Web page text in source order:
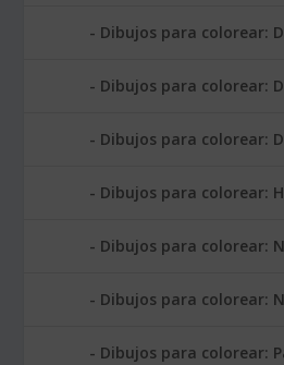
Dibujos para colorear:
Dibujos para colorear:
Dibujos para colorear:
Dibujos para colorear:
Dibujos para colorear:
Dibujos para colorear:
Dibujos para colorear: